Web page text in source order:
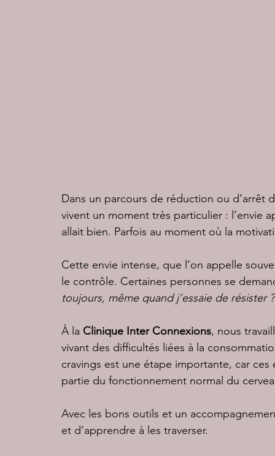
Dans un parcours de réduction ou
vivent un moment très particulier : l’envie
allait bien. Parfois au moment où la
Cette envie intense, que l’on appelle
le contrôle. Certaines personnes se
toujours, même quand j’essaie de résister
À la Clinique Inter Connexions, nous
vivant des difficultés liées à la
cravings est une étape importante, car
partie du fonctionnement normal du
Avec les bons outils et un
et d’apprendre à les traverser.